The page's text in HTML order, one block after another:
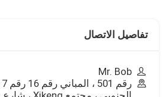
تفاصيل الاتصال
Mr. Bob